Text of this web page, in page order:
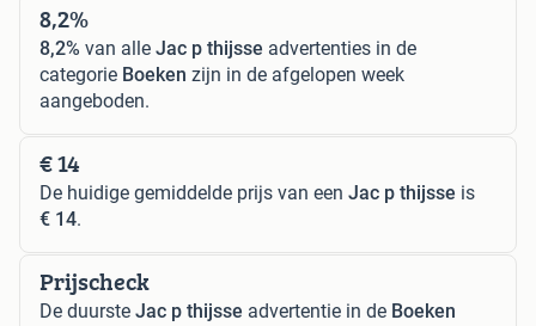
8,2%
8,2% van alle Jac p thijsse advertenties in de
categorie Boeken zijn in de afgelopen week
aangeboden.
€ 14
De huidige gemiddelde prijs van een Jac p thijsse is
€ 14.
Prijscheck
De duurste Jac p thijsse advertentie in de Boeken